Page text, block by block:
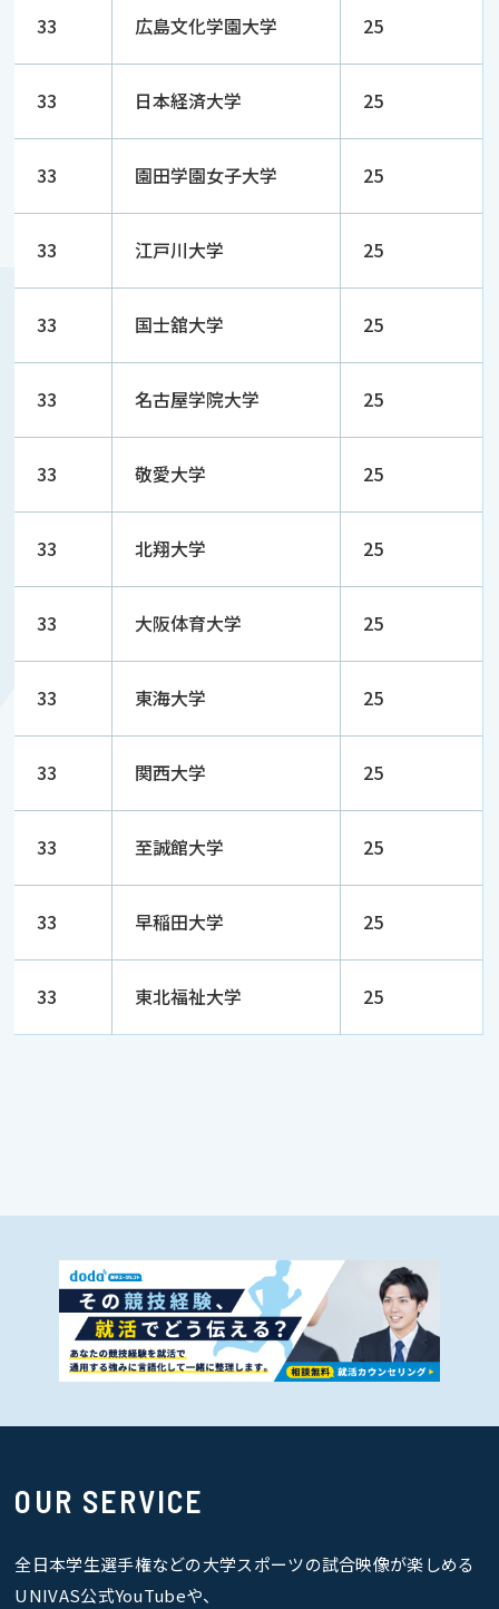
33 広島文化学園大学 25
33 日本経済大学 25
33 園田学園女子大学 25
33 江戸川大学 25
33 国士舘大学 25
33 名古屋学院大学 25
33 敬愛大学 25
33 北翔大学 25
33 大阪体育大学 25
33 東海大学 25
33 関西大学 25
33 至誠館大学 25
33 早稲田大学 25
33 東北福祉大学 25
OUR SERVICE
全日本学生選手権などの大学スポーツの試合映像が楽しめる
UNIVAS公式YouTubeや、